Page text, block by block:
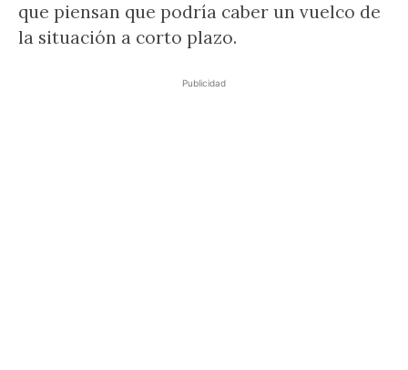
que piensan que podría caber un vuelco de
la situación a corto plazo.
Publicidad